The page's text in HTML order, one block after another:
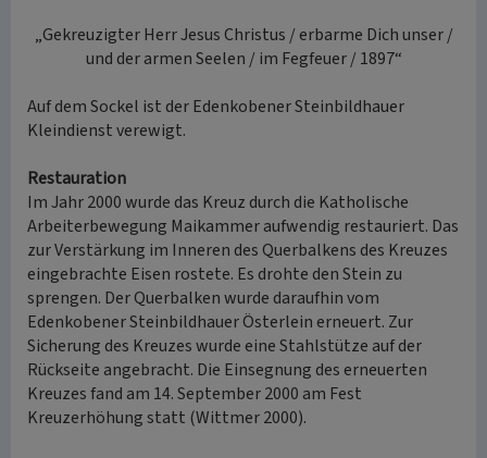
„Gekreuzigter Herr Jesus Christus / erbarme Dich unser /
und der armen Seelen / im Fegfeuer / 1897“
Auf dem Sockel ist der Edenkobener Steinbildhauer
Kleindienst verewigt.
Restauration
Im Jahr 2000 wurde das Kreuz durch die Katholische
Arbeiterbewegung Maikammer aufwendig restauriert. Das
zur Verstärkung im Inneren des Querbalkens des Kreuzes
eingebrachte Eisen rostete. Es drohte den Stein zu
sprengen. Der Querbalken wurde daraufhin vom
Edenkobener Steinbildhauer Österlein erneuert. Zur
Sicherung des Kreuzes wurde eine Stahlstütze auf der
Rückseite angebracht. Die Einsegnung des erneuerten
Kreuzes fand am 14. September 2000 am Fest
Kreuzerhöhung statt (Wittmer 2000).